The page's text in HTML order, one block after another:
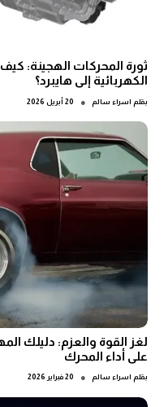
ثورة المحركات الهجينة:
الكهربائية إلى هايبرد؟
بقلم اسراء سالم ● 20 أبريل 2026
لغز القوة والعزم: دليلك
على أداء المحرك
بقلم اسراء سالم ● 20 فبراير 2026